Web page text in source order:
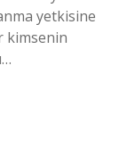
yetkisine
kimsenin